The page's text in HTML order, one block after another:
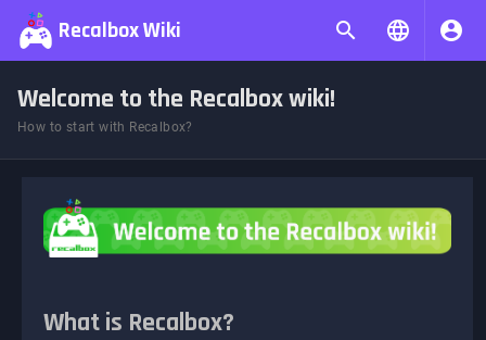
Recalbox Wiki
Welcome to the Recalbox wiki!
How to start with Recalbox?
What is Recalbox?